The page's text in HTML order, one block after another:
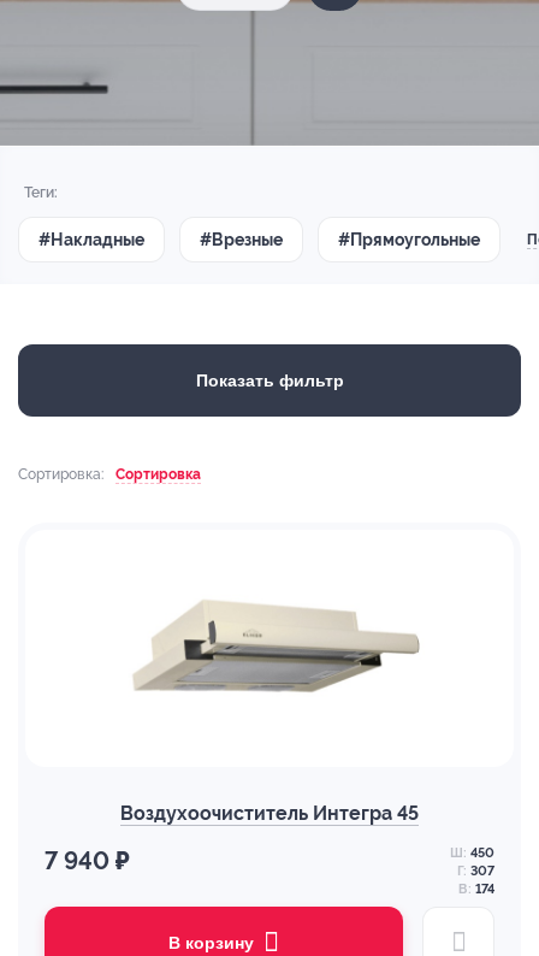
Теги:
#Накладные #Врезные #Прямоугольные
Показать фильтр
Сортировка: Сортировка
Воздухоочиститель Интегра 45
7 940 ₽ Ш: 450
Г: 307
В: 174
В корзину